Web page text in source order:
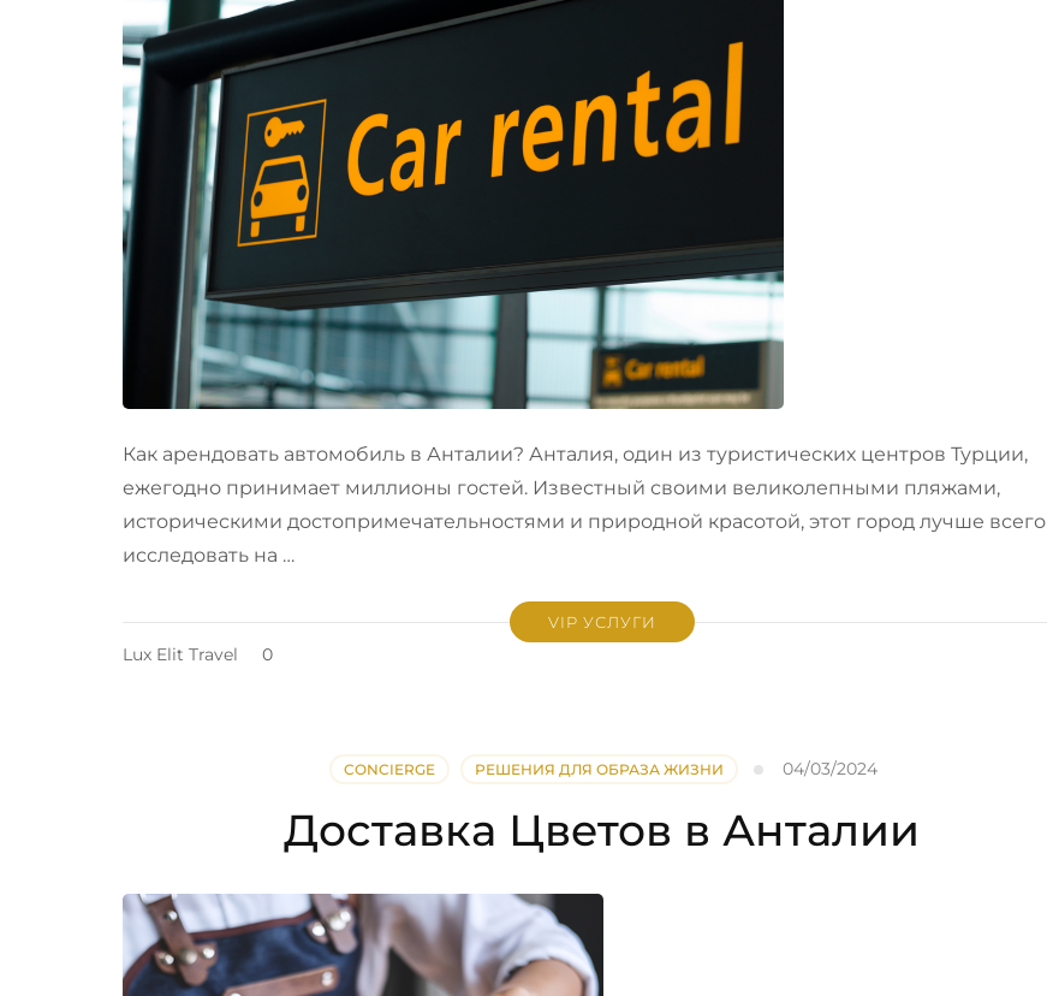
Как арендовать автомобиль в Анталии? Анталия, один из туристических центров Турции,
ежегодно принимает миллионы гостей. Известный своими великолепными пляжами,
историческими достопримечательностями и природной красотой, этот город лучше всего
исследовать на …
VIP УСЛУГИ
Lux Elit Travel 0
CONCIERGE РЕШЕНИЯ ДЛЯ ОБРАЗА ЖИЗНИ 04/03/2024
Доставка Цветов в Анталии